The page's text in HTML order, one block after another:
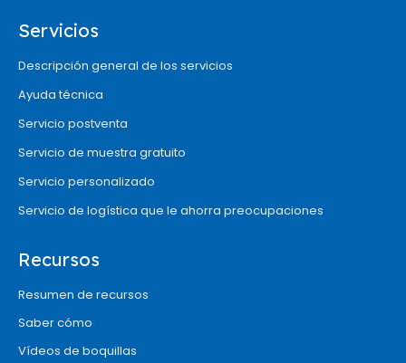
Servicios
Descripción general de los servicios
Ayuda técnica
Servicio postventa
Servicio de muestra gratuito
Servicio personalizado
Servicio de logística que le ahorra preocupaciones
Recursos
Resumen de recursos
Saber cómo
Vídeos de boquillas